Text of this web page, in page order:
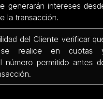
generarán intereses
la transacción.
del Cliente verificar
realice en cuotas
número permitido antes